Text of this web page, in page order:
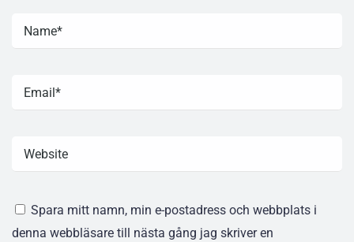
Spara mitt namn, min e-postadress och webbplats i
denna webbläsare till nästa gång jag skriver en